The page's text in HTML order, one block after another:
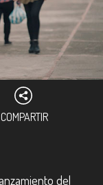
COMPARTIR
del